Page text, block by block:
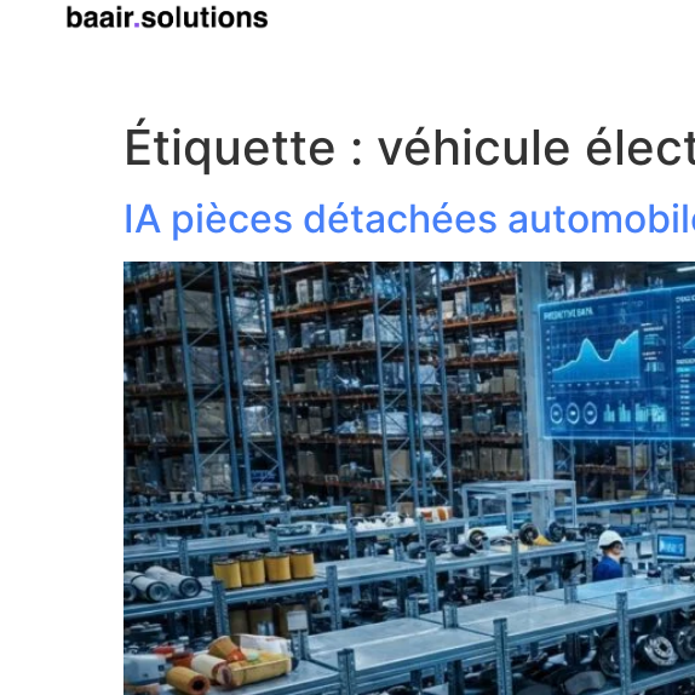
Étiquette : véhicule
IA pièces détachées